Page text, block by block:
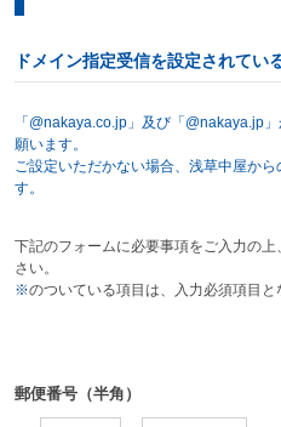
ドメイン指定受信を設定されてい
「@nakaya.co.jp」及び「@nakaya.jp
願います。
ご設定いただかない場合、浅草中屋か
す。
下記のフォームに必要事項をご入力の
さい。
※のついている項目は、入力必須項目と
郵便番号（半角）